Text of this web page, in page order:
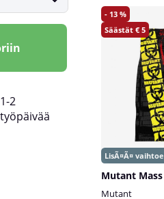
1-2
työpäivää
13
5
Mutant
Mutant